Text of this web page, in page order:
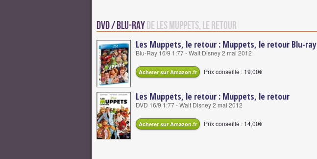
DVD / Blu-Rayde Les Muppets, le retour
Les Muppets, le retour : Muppets, le retour Blu-ray
Blu-Ray 16/9 1:77 - Walt Disney 2 mai 2012
Acheter sur Amazon.fr Prix conseillé : 19,00€
Les Muppets, le retour : Muppets, le retour
DVD 16/9 1:77 - Walt Disney 2 mai 2012
Acheter sur Amazon.fr Prix conseillé : 14,00€